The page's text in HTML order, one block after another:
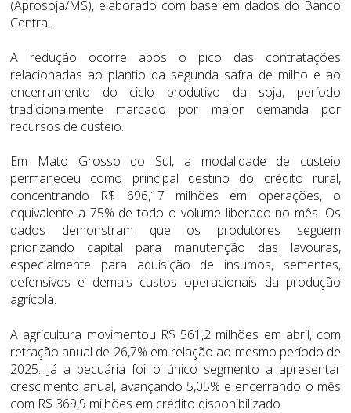
(Aprosoja/MS), elaborado com base em dados do Banco
Central.
A redução ocorre após o pico das contratações
relacionadas ao plantio da segunda safra de milho e ao
encerramento do ciclo produtivo da soja, período
tradicionalmente marcado por maior demanda por
recursos de custeio.
Em Mato Grosso do Sul, a modalidade de custeio
permaneceu como principal destino do crédito rural,
concentrando R$ 696,17 milhões em operações, o
equivalente a 75% de todo o volume liberado no mês. Os
dados demonstram que os produtores seguem
priorizando capital para manutenção das lavouras,
especialmente para aquisição de insumos, sementes,
defensivos e demais custos operacionais da produção
agrícola.
A agricultura movimentou R$ 561,2 milhões em abril, com
retração anual de 26,7% em relação ao mesmo período de
2025. Já a pecuária foi o único segmento a apresentar
crescimento anual, avançando 5,05% e encerrando o mês
com R$ 369,9 milhões em crédito disponibilizado.